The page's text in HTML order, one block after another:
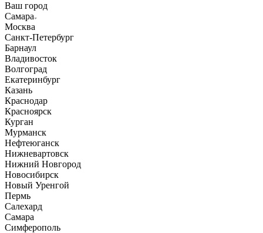
Ваш город
Самара
Москва
Санкт-Петербург
Барнаул
Владивосток
Волгоград
Екатеринбург
Казань
Краснодар
Красноярск
Курган
Мурманск
Нефтеюганск
Нижневартовск
Нижний Новгород
Новосибирск
Новый Уренгой
Пермь
Салехард
Самара
Симферополь